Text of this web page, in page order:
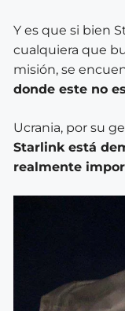
Y es que si bien
cualquiera que
misión, se
donde este no
Ucrania, por su
Starlink está
realmente